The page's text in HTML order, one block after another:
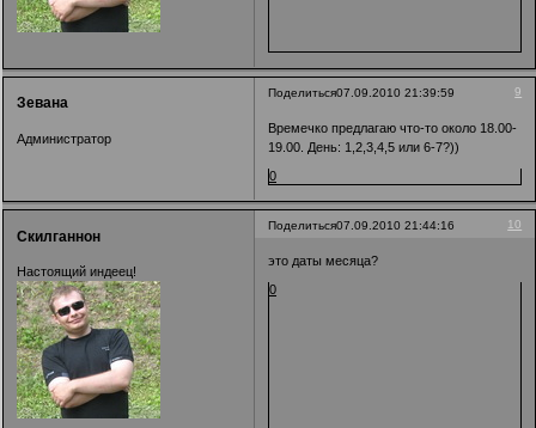
Поделиться 9
07.09.2010 21:39:59
Зевана
Администратор
Времечко предлагаю что-то около 18.00-
19.00. День: 1,2,3,4,5 или 6-7?))
0
Поделиться 10
07.09.2010 21:44:16
Скилганнон
Настоящий индеец!
это даты месяца?
0